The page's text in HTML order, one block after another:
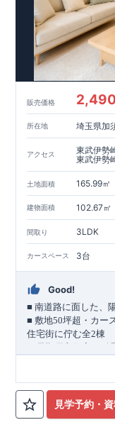
販売価格
所在地 埼玉県加
アクセス
東武伊勢
東武伊勢
土地面積 165.99㎡
建物面積 102.67㎡
間取り 3LDK
カースペース 3台
Good!
■南道路に面した、
■敷地50坪超・カー
住宅街に佇む全2棟
（長期優良住宅／耐
たりに恵まれた立地
あり、
採光・通風・
す。
見学予約・